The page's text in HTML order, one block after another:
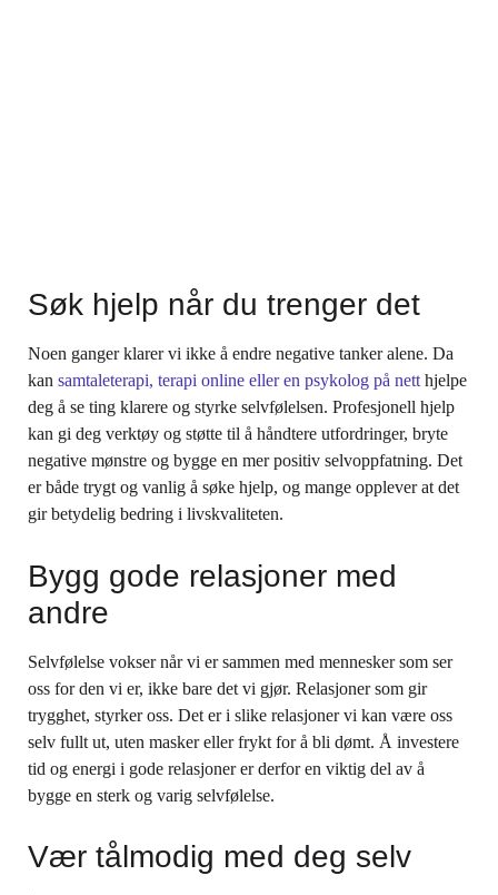
Søk hjelp når du trenger det
Noen ganger klarer vi ikke å endre negative tanker alene. Da
kan samtaleterapi, terapi online eller en psykolog på nett hjelpe
deg å se ting klarere og styrke selvfølelsen. Profesjonell hjelp
kan gi deg verktøy og støtte til å håndtere utfordringer, bryte
negative mønstre og bygge en mer positiv selvoppfatning. Det
er både trygt og vanlig å søke hjelp, og mange opplever at det
gir betydelig bedring i livskvaliteten.
Bygg gode relasjoner med
andre
Selvfølelse vokser når vi er sammen med mennesker som ser
oss for den vi er, ikke bare det vi gjør. Relasjoner som gir
trygghet, styrker oss. Det er i slike relasjoner vi kan være oss
selv fullt ut, uten masker eller frykt for å bli dømt. Å investere
tid og energi i gode relasjoner er derfor en viktig del av å
bygge en sterk og varig selvfølelse.
Vær tålmodig med deg selv